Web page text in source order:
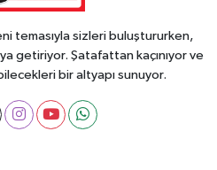
temasıyla sizleri buluştururken,
getiriyor. Şatafattan kaçınıyor ve
bir altyapı sunuyor.